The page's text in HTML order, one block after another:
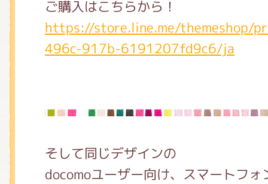
ご購入はこちらから！
https://store.line.me/themeshop/
496c-917b-6191207fd9c6/ja
そして同じデザインの
docomoユーザー向け、スマートフ